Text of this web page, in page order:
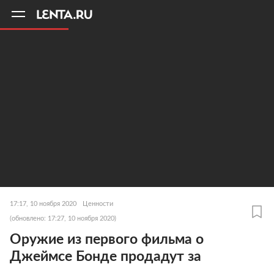
17:17, 10 ноября 2020 Ценности
(обновлено: 17:27, 10 ноября 2020)
Оружие из первого фильма о
Джеймсе Бонде продадут за